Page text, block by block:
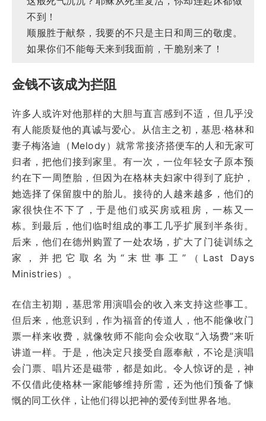
不到！
顺服胜于献祭，我要的不只是主日和周三的敬虔。
如果你们不能每天来到我面前，干脆别来了！
金钱不该成为拦阻
许多人或许对他那样的大胆与直言感到不适，但几乎没
有人能质疑他的真诚与爱心。从信主之初，基思·格林和
妻子梅洛迪（Melody）就常常接济搭便车的人和无家可
归者，把他们接到家里。有一次，一位年轻女子原本预
约在下一周堕胎，但因为在格林夫妇家中得到了庇护，
她选择了保留腹中的胎儿。接待的人越来越多，他们的
家很快住不下了，于是他们或买房或租房，一栋又一
栋。到最后，他们临时组成的事工几乎扩展到半条街。
后来，他们在德州购置了一处农场，扩大了门徒训练之
家，并把它取名为“末世事工”（Last Days
Ministries）。
在信主初期，基思常用演唱会的收入来支持这些事工。
但后来，他意识到，作为福音的传道人，他不能像收门
票一样来收费，就像牧师不能向会众收取“入场费”来听
讲道一样。于是，他决定只接受自愿奉献，不论是演唱
会门票、唱片还是磁带，都是如此。令人惊讶的是，神
不仅借此使格林一家能够维持所需，还为他们预备了慷
慨的同工伙伴，让他们得以把神的爱传到世界各地。